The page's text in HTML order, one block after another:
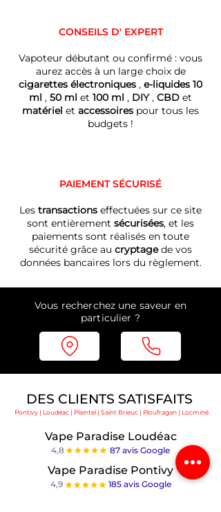
CONSEILS D' EXPERT
Vapoteur débutant ou confirmé : vous
aurez accès à un large choix de
cigarettes électroniques , e-liquides 10
ml , 50 ml et 100 ml , DIY, CBD et
matériel et accessoires pour tous les
budgets !
PAIEMENT SÉCURISÉ
Les transactions effectuées sur ce site
sont entièrement sécurisées, et les
paiements sont réalisés en toute
sécurité grâce au cryptagede vos
données bancaires lors du règlement.
Vous recherchez une saveur en
particulier ?
DES CLIENTS SATISFAITS
Pontivy | Loudéac | Plaintel | Saint Brieuc | Ploufragan | Locminé
Vape Paradise Loudéac
4,8 87 avis Google
Vape Paradise Pontivy
4,9 185avis Google